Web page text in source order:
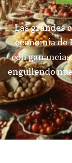
Las grandes
economía
con
engullendo